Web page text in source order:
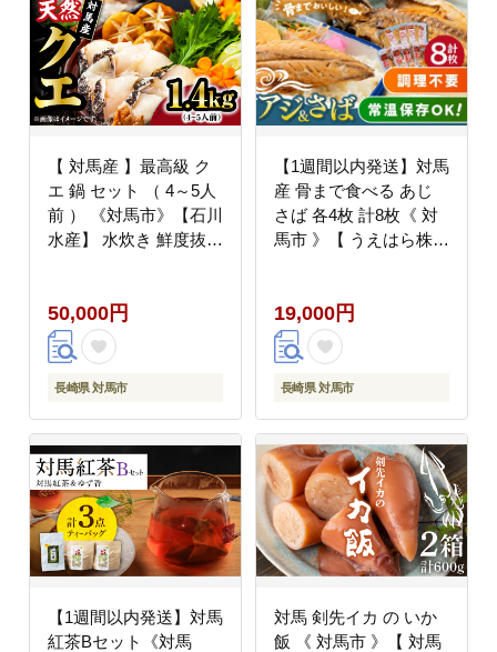
【 対馬産 】最高級 ク
エ 鍋 セット （ 4～5人
前 ） 《対馬市》【石川
水産】 水炊き 鮮度抜群
50,000円
長崎県 対馬市
【1週間以内発送】対馬
産 骨まで食べる あじ
さば 各4枚 計8枚《 対
馬市 》【 うえはら株式
さば あじ [WAI079] ス
ピード発送 最速発送 最
短発送
19,000円
長崎県 対馬市
【1週間以内発送】対馬
紅茶Bセット《対馬
対馬 剣先イカ の いか
飯 《 対馬市 》【 対馬